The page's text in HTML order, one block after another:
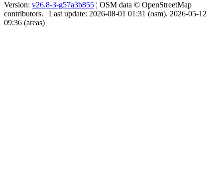
Version: v26.8-3-g57a3b855 ¦ OSM data © OpenStreetMap
contributors. ¦ Last update: 2026-08-01 01:31 (osm), 2026-05-12
09:36 (areas)